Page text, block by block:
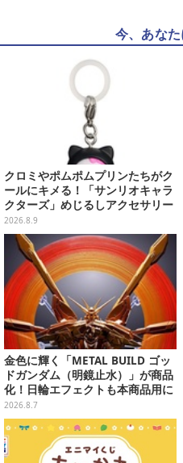
今、あな
クロミやポムポムプリンたちがク
ールにキメる！「サンリオキャラ
クターズ」めじるしアクセサリー
がガシャポン展開
2026.8.9
金色に輝く「METAL BUILD ゴッ
ドガンダム（明鏡止水）」が商品
化！日輪エフェクトも本商品用に
刷新した豪華仕様
2026.8.7